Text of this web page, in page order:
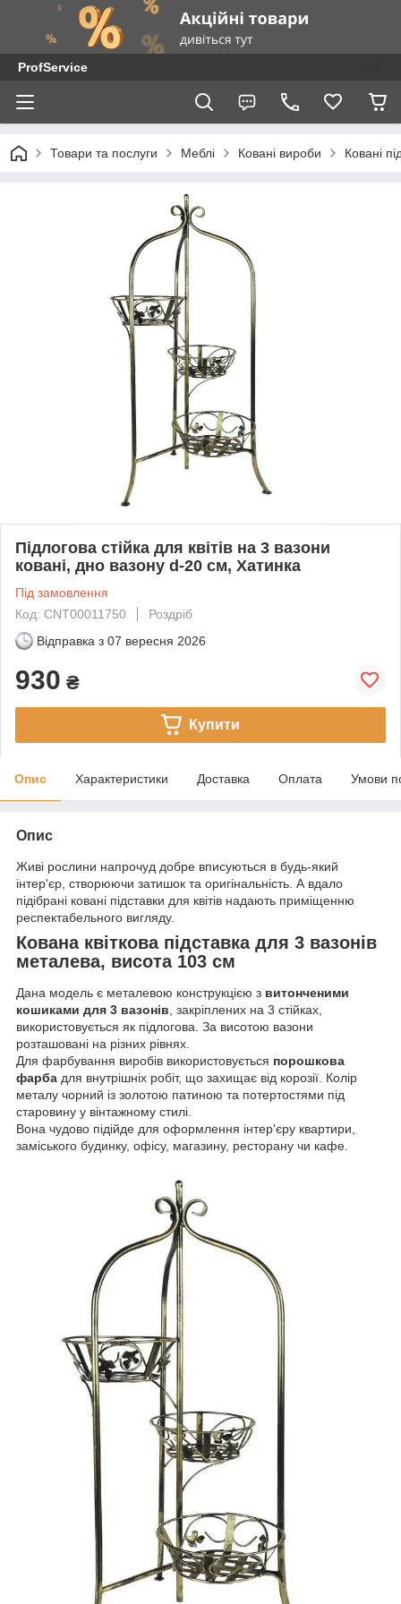
ProfService
Товари та послуги Меблі Ковані вироби Ковані
Підлогова стійка для квітів на 3 вазони
ковані, дно вазону d-20 см, Хатинка
Під замовлення
Код: CNT00011750
Роздріб
Відправка з 07 вересня 2026
930 ₴
Купити
Опис Характеристики Доставка Оплата Умови
Опис
Живі рослини напрочуд добре вписуються в будь-який
інтер'єр, створюючи затишок та оригінальність. А вдало
підібрані ковані підставки для квітів надають приміщенню
респектабельного вигляду.
Кована квіткова підставка для 3 вазонів
металева, висота 103 см
Дана модель є металевою конструкцією з витонченими
кошиками для 3 вазонів, закріплених на 3 стійках,
використовується як підлогова. За висотою вазони
розташовані на різних рівнях.
Для фарбування виробів використовується порошкова
фарба для внутрішніх робіт, що захищає від корозії. Колір
металу чорний із золотою патиною та потертостями під
старовину у вінтажному стилі.
Вона чудово підійде для оформлення інтер'єру квартири,
заміського будинку, офісу, магазину, ресторану чи кафе.